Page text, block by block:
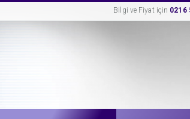
Bilgi ve Fiyat için 0216